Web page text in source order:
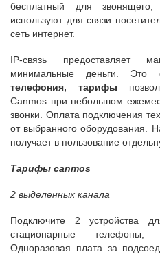
бесплатный для
используют для связи
сеть интернет.
IP-связь предоставляет
минимальные деньги. Это
телефония, тарифы
Canmos при небольшом
звонки. Оплата подключения
от выбранного оборудования.
получает в пользование
Тарифы canmos
2 выделенных канала
Подключите 2 устройства
стационарные телефоны,
Одноразовая плата за